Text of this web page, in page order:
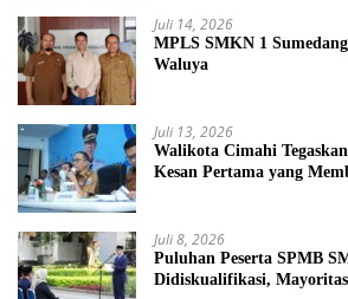
Juli 14, 2026
MPLS SMKN 1
Waluya
Juli 13, 2026
Walikota Cimahi
Kesan Pertama yang
Juli 8, 2026
Puluhan Peserta SPMB
Didiskualifikasi,